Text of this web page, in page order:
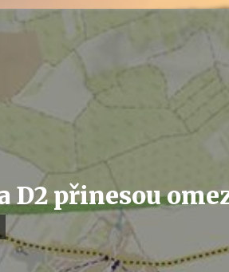
D2 přinesou